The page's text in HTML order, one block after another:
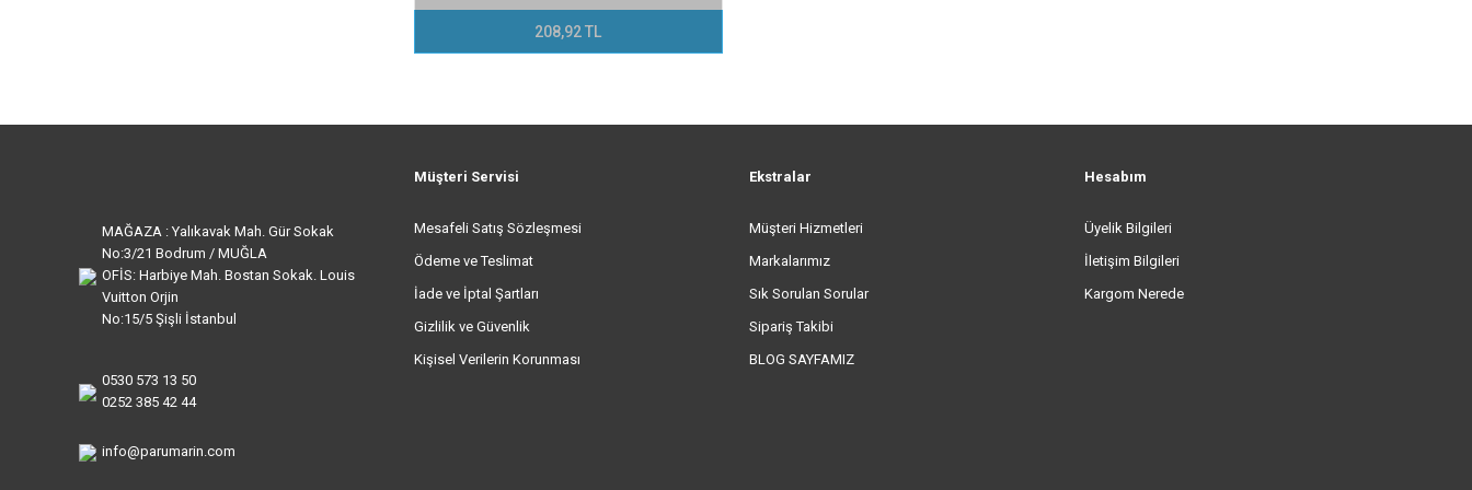
208,92 TL
MAĞAZA : Yalıkavak Mah. Gür Sokak
No:3/21 Bodrum / MUĞLA
OFİS: Harbiye Mah. Bostan Sokak. Louis
Vuitton Orjin
No:15/5 Şişli İstanbul
0530 573 13 50
0252 385 42 44
info@parumarin.com
Müşteri Servisi
Mesafeli Satış Sözleşmesi
Ödeme ve Teslimat
İade ve İptal Şartları
Gizlilik ve Güvenlik
Kişisel Verilerin Korunması
Ekstralar
Müşteri Hizmetleri
Markalarımız
Sık Sorulan Sorular
Sipariş Takibi
BLOG SAYFAMIZ
Hesabım
Üyelik Bilgileri
İletişim Bilgileri
Kargom Nerede